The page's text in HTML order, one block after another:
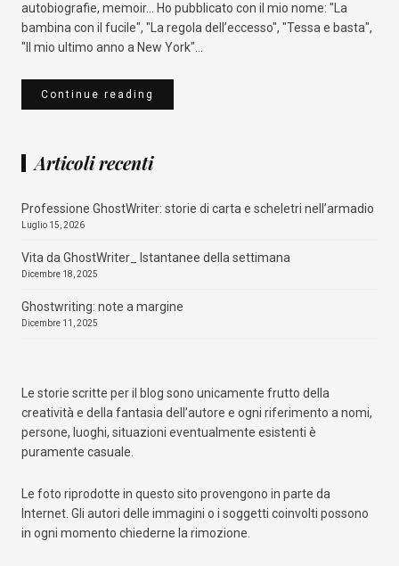
autobiografie, memoir... Ho pubblicato con il mio nome: "La
bambina con il fucile", "La regola dell’eccesso", "Tessa e basta",
"Il mio ultimo anno a New York"...
Continue reading
Articoli recenti
Professione GhostWriter: storie di carta e scheletri nell’armadio
Luglio 15, 2026
Vita da GhostWriter_ Istantanee della settimana
Dicembre 18, 2025
Ghostwriting: note a margine
Dicembre 11, 2025
Le storie scritte per il blog sono unicamente frutto della
creatività e della fantasia dell’autore e ogni riferimento a nomi,
persone, luoghi, situazioni eventualmente esistenti è
puramente casuale.
Le foto riprodotte in questo sito provengono in parte da
Internet. Gli autori delle immagini o i soggetti coinvolti possono
in ogni momento chiederne la rimozione.